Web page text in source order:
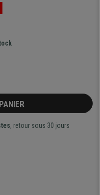
, retour sous 30 jours